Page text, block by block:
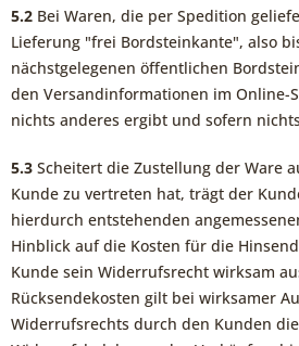
5.2 Bei Waren, die per Spedition
Lieferung "frei Bordsteinkante", also
nächstgelegenen öffentlichen
den Versandinformationen im Online-
nichts anderes ergibt und sofern
5.3 Scheitert die Zustellung der Ware
Kunde zu vertreten hat, trägt der
hierdurch entstehenden
Hinblick auf die Kosten für die
Kunde sein Widerrufsrecht wirksam
Rücksendekosten gilt bei wirksamer
Widerrufsrechts durch den Kunden